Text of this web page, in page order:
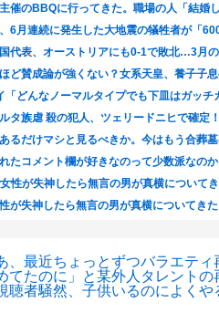
、最近ちょっとずつバラエティ
てたのに」と某外人タレントの
聴者騒然、子供いるのによくや